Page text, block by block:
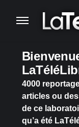
4000
articles ou
de ce
qu’a été